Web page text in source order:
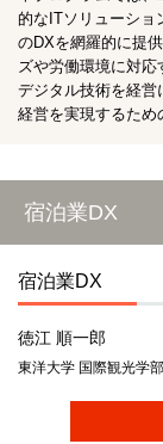
的なITソリューショ
のDXを網羅的に提
ズや労働環境に対応
デジタル技術を経営
経営を実現するため
宿泊業DX
宿泊業DX
徳江 順一郎
東洋大学 国際観光学